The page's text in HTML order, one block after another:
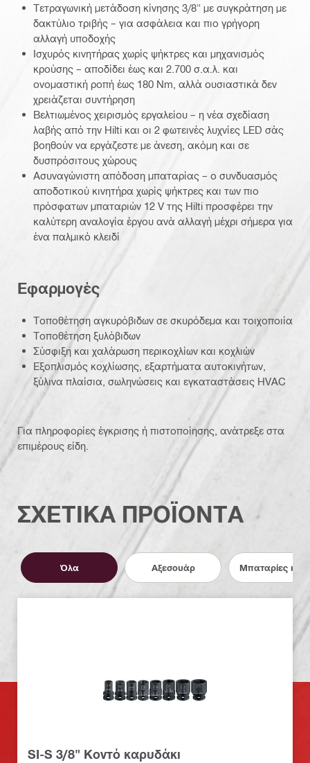
Τετραγωνική μετάδοση κίνησης 3/8" με συγκράτηση με
δακτύλιο τριβής – για ασφάλεια και πιο γρήγορη
αλλαγή υποδοχής
Ισχυρός κινητήρας χωρίς ψήκτρες και μηχανισμός
κρούσης – αποδίδει έως και 2.700 σ.α.λ. και
ονομαστική ροπή έως 180 Nm, αλλά ουσιαστικά δεν
χρειάζεται συντήρηση
Βελτιωμένος χειρισμός εργαλείου – η νέα σχεδίαση
λαβής από την Hilti και οι 2 φωτεινές λυχνίες LED σάς
βοηθούν να εργάζεστε με άνεση, ακόμη και σε
δυσπρόσιτους χώρους
Ασυναγώνιστη απόδοση μπαταρίας – ο συνδυασμός
αποδοτικού κινητήρα χωρίς ψήκτρες και των πιο
πρόσφατων μπαταριών 12 V της Hilti προσφέρει την
καλύτερη αναλογία έργου ανά αλλαγή μέχρι σήμερα για
ένα παλμικό κλειδί
Εφαρμογές
Τοποθέτηση αγκυρόβιδων σε σκυρόδεμα και τοιχοποιία
Τοποθέτηση ξυλόβιδων
Σύσφιξη και χαλάρωση περικοχλίων και κοχλιών
Εξοπλισμός κοχλίωσης, εξαρτήματα αυτοκινήτων,
ξύλινα πλαίσια, σωληνώσεις και εγκαταστάσεις HVAC
Για πληροφορίες έγκρισης ή πιστοποίησης, ανάτρεξε στα
επιμέρους είδη.
ΣΧΕΤΙΚΑ ΠΡΟΪΟΝΤΑ
Όλα Αξεσουάρ Μπαταρίες και
SI-S 3/8" Κοντό καρυδάκι